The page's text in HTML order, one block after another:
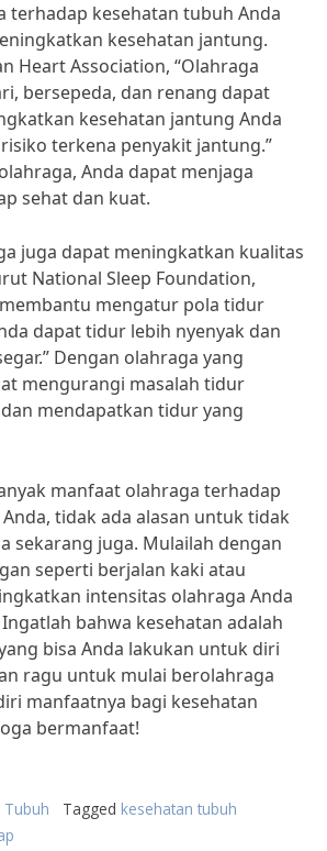
terhadap kesehatan tubuh Anda
kesehatan jantung.
Heart Association, “Olahraga
bersepeda, dan renang dapat
kesehatan jantung Anda
terkena penyakit jantung.”
Anda dapat menjaga
sehat dan kuat.
juga dapat meningkatkan kualitas
National Sleep Foundation,
mengatur pola tidur
dapat tidur lebih nyenyak dan
Dengan olahraga yang
mengurangi masalah tidur
mendapatkan tidur yang
manfaat olahraga terhadap
tidak ada alasan untuk tidak
sekarang juga. Mulailah dengan
seperti berjalan kaki atau
intensitas olahraga Anda
bahwa kesehatan adalah
bisa Anda lakukan untuk diri
ragu untuk mulai berolahraga
manfaatnya bagi kesehatan
bermanfaat!
Tubuh Tagged kesehatan tubuh